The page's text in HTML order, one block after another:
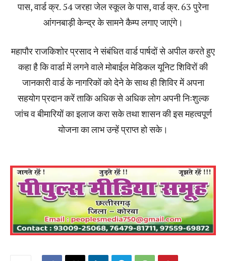
पास, वार्ड क्र. 54 जरहा जेल स्कूल के पास, वार्ड क्र. 63 पुरेना
आंगनबाड़ी केन्द्र के सामने कैम्प लगाए जाएंगे।
महापौर राजकिशोर प्रसाद ने संबंधित वार्ड पार्षदों से अपील करते हुए
कहा है कि वार्डा में लगने वाले मोबाईल मेडिकल यूनिट शिविरों की
जानकारी वार्ड के नागरिकों को देने के साथ ही शिविर में अपना
सहयोग प्रदान करें ताकि अधिक से अधिक लोग अपनी निःशुल्क
जांच व बीमारियों का इलाज करा सके तथा शासन की इस महत्वपूर्ण
योजना का लाभ उन्हें प्राप्त हो सके।